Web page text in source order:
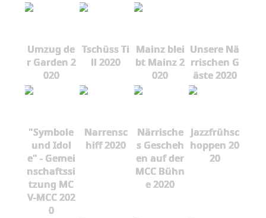
Umzug de
r Garden 2
020
Tschüss Ti
ll 2020
Mainz blei
bt Mainz 2
020
Unsere Nä
rrischen G
äste 2020
"Symbole
und Idol
e" - Gemei
nschaftssi
tzung MC
V-MCC 202
0
Narrensc
hiff 2020
Närrische
s Gescheh
en auf der
MCC Bühn
e 2020
Jazzfrühsc
hoppen 20
20